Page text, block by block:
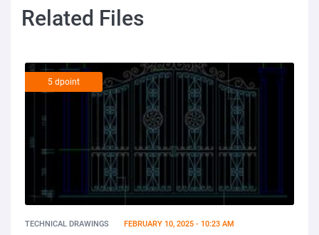
Related Files
5 dpoint
TECHNICAL DRAWINGS FEBRUARY 10, 2025 - 10:23 AM